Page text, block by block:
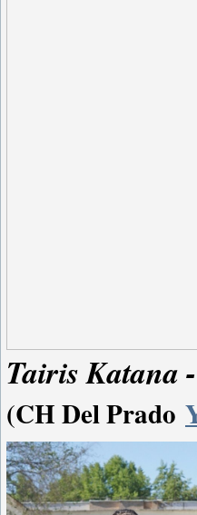
Tairis Katana -
(CH Del Prado